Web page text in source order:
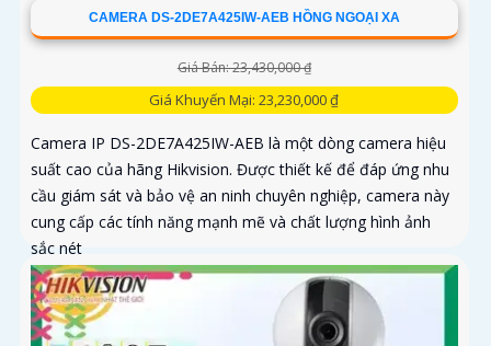
CAMERA DS-2DE7A425IW-AEB HỒNG NGOẠI XA
Giá Bán: 23,430,000 ₫
Giá Khuyến Mại: 23,230,000 ₫
Camera IP DS-2DE7A425IW-AEB là một dòng camera hiệu
suất cao của hãng Hikvision. Được thiết kế để đáp ứng nhu
cầu giám sát và bảo vệ an ninh chuyên nghiệp, camera này
cung cấp các tính năng mạnh mẽ và chất lượng hình ảnh
sắc nét